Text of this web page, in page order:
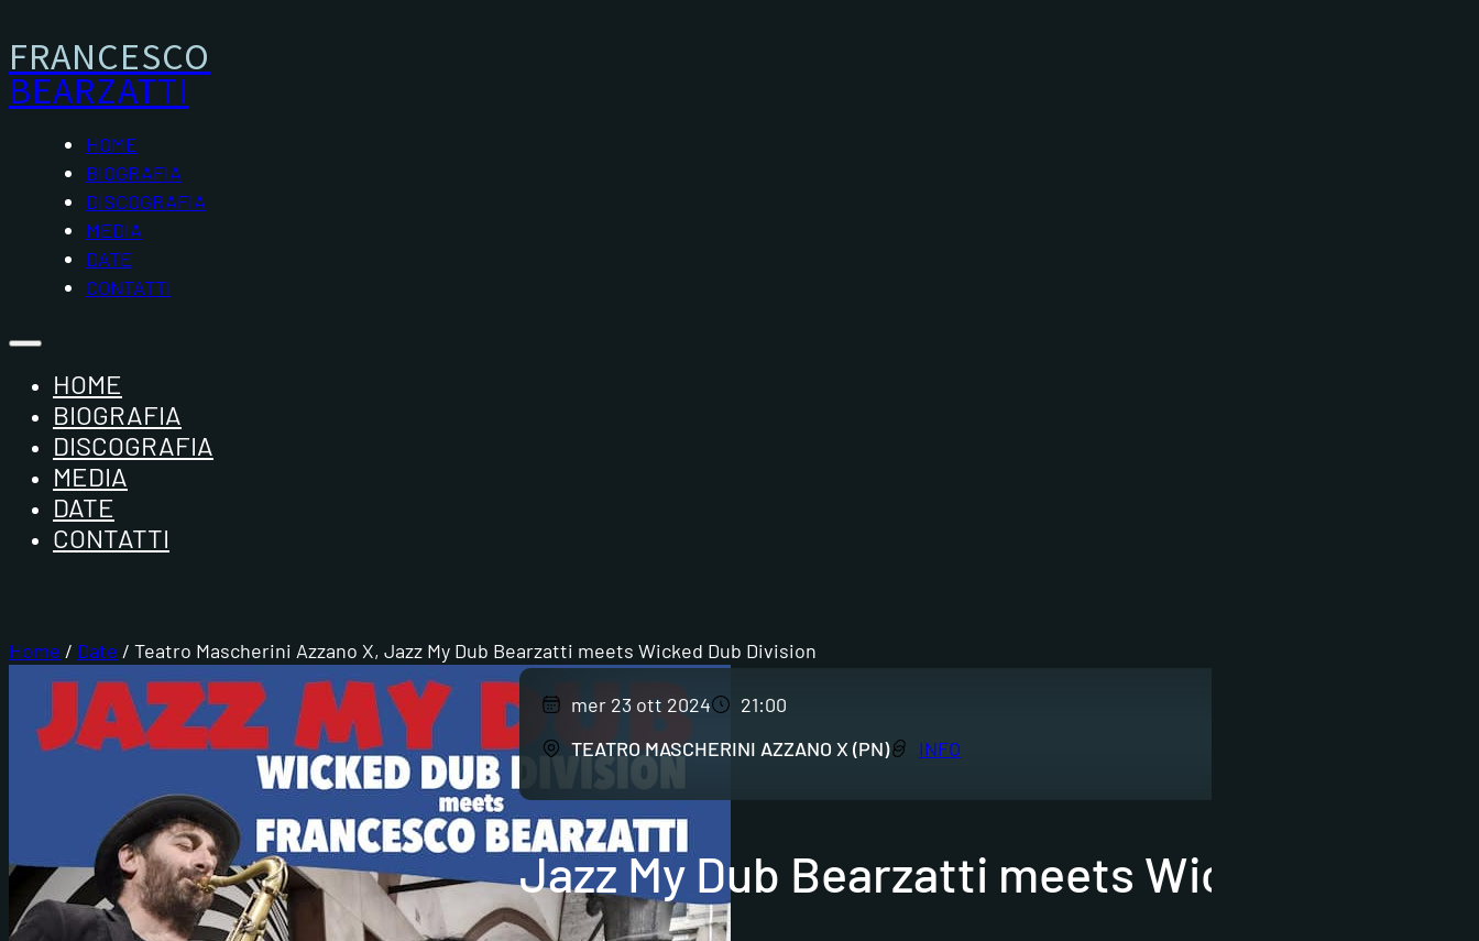
FRANCESCO
BEARZATTI
HOME
BIOGRAFIA
DISCOGRAFIA
MEDIA
DATE
CONTATTI
HOME
BIOGRAFIA
DISCOGRAFIA
MEDIA
DATE
CONTATTI
Home / Date / Teatro Mascherini Azzano X, Jazz My Dub Bearzatti meets Wicked Dub Division
mer 23 ott 2024
21:00
TEATRO MASCHERINI AZZANO X (PN)
INFO
Jazz My Dub Bearzatti meets Wicked Dub